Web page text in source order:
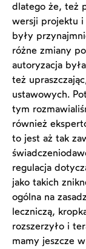
dlatego że, też
wersji projektu
były
różne zmiany
autoryzacja
też
ustawowych.
tym
również
to jest aż tak
regulacja
jako takich
ogólna na
leczniczą,
rozszerzyło i
mamy jeszcze